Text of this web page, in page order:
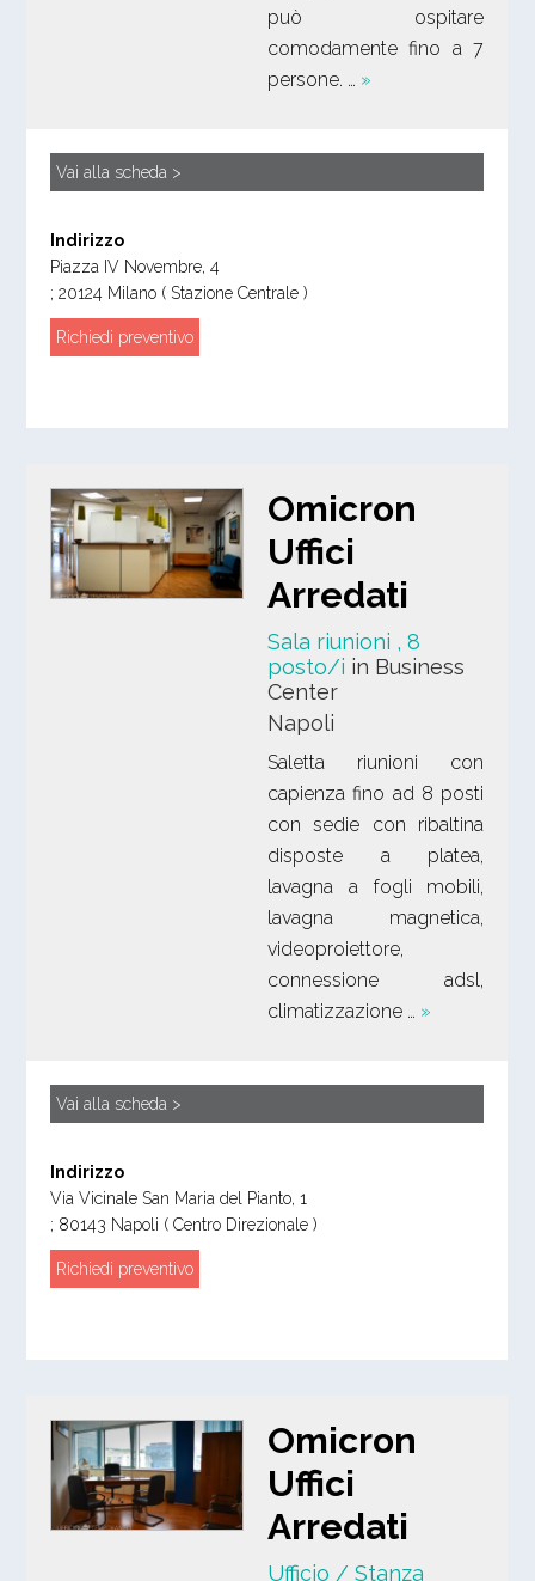
può ospitare
comodamente fino a 7
persone. … »
Vai alla scheda >
Indirizzo
Piazza IV Novembre, 4
;20124 Milano ( Stazione Centrale )
Richiedi preventivo
Omicron
Uffici
Arredati
Sala riunioni , 8
posto/i in Business
Center
Napoli
Saletta riunioni con
capienza fino ad 8 posti
con sedie con ribaltina
disposte a platea,
lavagna a fogli mobili,
lavagna magnetica,
videoproiettore,
connessione adsl,
climatizzazione … »
Vai alla scheda >
Indirizzo
Via Vicinale San Maria del Pianto, 1
; 80143 Napoli ( Centro Direzionale )
Richiedi preventivo
Omicron
Uffici
Arredati
Ufficio / Stanza